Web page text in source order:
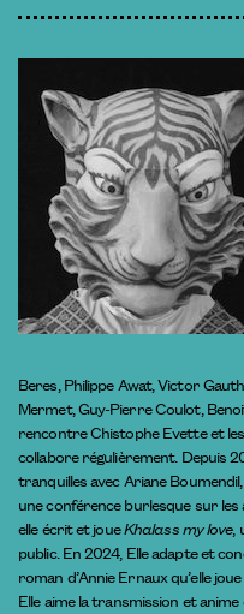
Beres, Philippe Awat, Victor
Mermet, Guy-Pierre Coulot,
rencontre Chistophe Evette et
collabore régulièrement. Depuis
tranquilles avec Ariane
une conférence burlesque sur
elle écrit et joueKhalass my love,
public. En 2024, Elle adapte et
roman d’Annie Ernaux qu’elle
Elle aime la transmission et